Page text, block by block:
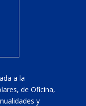
a la
de Oficina,
y